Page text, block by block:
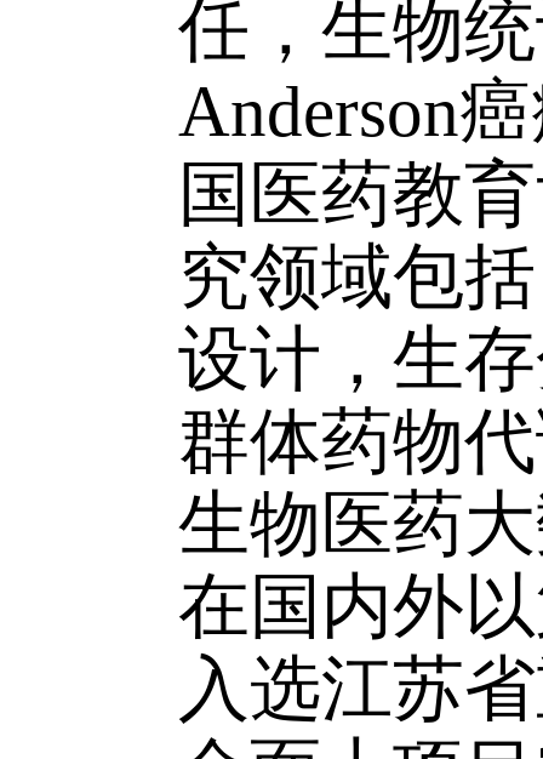
报告人简
言方荣
任，生物
Anderson
国医药教
究领域包
设计，生